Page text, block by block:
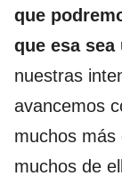
que
que esa
nuestras
avancemos
muchos más
muchos de